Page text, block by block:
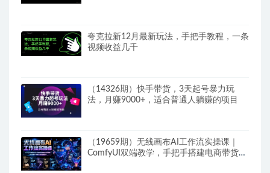
夸克拉新12月最新玩法，手把手教程，一条
视频收益几千
（14326期）快手带货，3天起号暴力玩
法，月赚9000+，适合普通人躺赚的项目
（19659期）无线画布AI工作流实操课｜
ComfyUI双端教学，手把手搭建电商带货流